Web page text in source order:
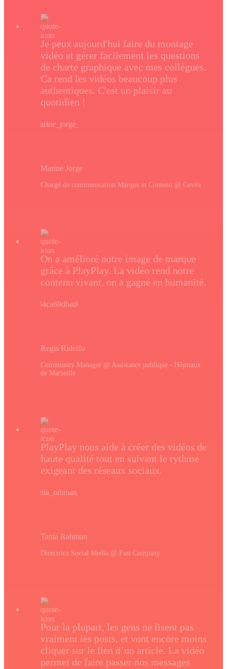
Je peux aujourd'hui faire du montage
vidéo et gérer facilement les questions
de charte graphique avec mes collègues.
Ca rend les vidéos beaucoup plus
authentiques. C'est un plaisir au
quotidien !
Marine Jorge
Chargé de communication Marque et Contenu @ Covéa
On a amélioré notre image de marque
grâce à PlayPlay. La vidéo rend notre
contenu vivant, on a gagné en humanité.
Regis Ridolfo
Community Manager @ Assistance publique - Hôpitaux
de Marseille
PlayPlay nous aide à créer des vidéos de
haute qualité tout en suivant le rythme
exigeant des réseaux sociaux.
Tania Rahman
Directrice Social Media @ Fast Company
Pour la plupart, les gens ne lisent pas
vraiment les posts, et vont encore moins
cliquer sur le lien d’un article. La vidéo
permet de faire passer nos messages